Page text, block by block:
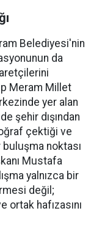
Belediyesi'nin
da
Meram Millet
yer alan
şehir dışından
çektiği ve
noktası
Mustafa
yalnızca bir
değil;
ortak hafızasını